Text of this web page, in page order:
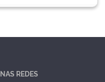
NAS REDES